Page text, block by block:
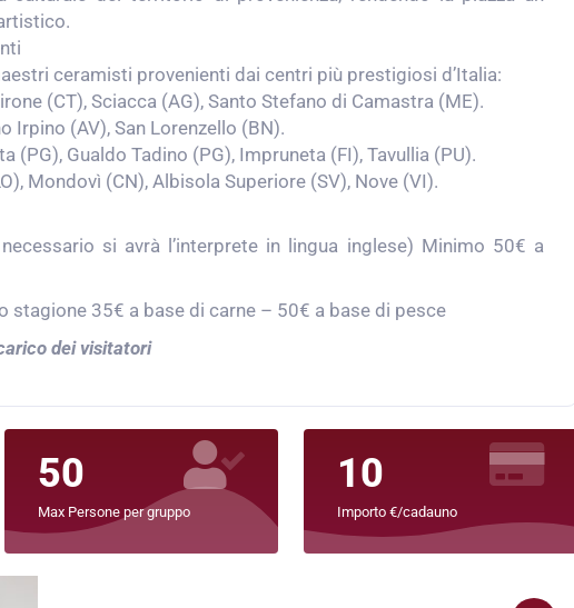
ceramisti provenienti dai centri più prestigiosi d’Italia:
(CT), Sciacca (AG), Santo Stefano di Camastra (ME).
Irpino (AV), San Lorenzello (BN).
(PG), Gualdo Tadino (PG), Impruneta (FI), Tavullia (PU).
Mondovì (CN), Albisola Superiore (SV), Nove (VI).
si avrà l’interprete in lingua inglese) Minimo 50€ a
stagione 35€ a base di carne – 50€ a base di pesce
dei visitatori
50
Max Persone per gruppo
10
Importo €/cadauno